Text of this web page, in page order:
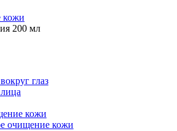
кожи
200 мл
глаз
кожи
очищение кожи